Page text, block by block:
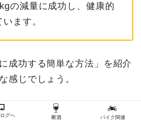
の減量に成功し、健康的
ます。
成功する簡単な方法」を紹介
感じでしょう。
悩んでいたとしても、上記の
グへ 断酒 バイク関連